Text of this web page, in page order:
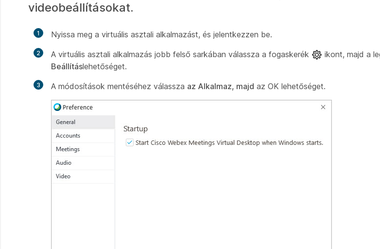
videobeállításokat.
1 Nyissa meg a virtuális asztali alkalmazást, és jelentkezzen be.
2 A virtuális asztali alkalmazás jobb felső sarkában válassza a fogaskerék
ikont, majd a
Beállításlehetőséget.
3 A módosítások mentéséhez válassza az Alkalmaz, majd az OK lehetőséget.